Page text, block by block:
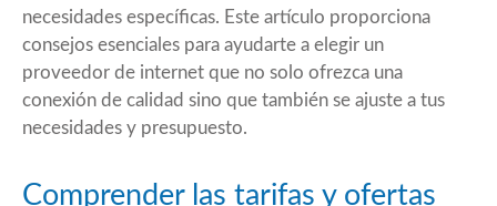
necesidades específicas. Este artículo proporciona
consejos esenciales para ayudarte a elegir un
proveedor de internet que no solo ofrezca una
conexión de calidad sino que también se ajuste a tus
necesidades y presupuesto.
Comprender las tarifas y ofertas